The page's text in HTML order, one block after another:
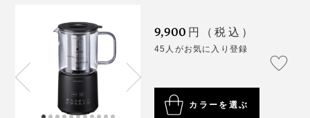
ココアなどの粉末タイプのドリンクをきめ細かく溶かす
のにも便利。抹茶ラテやハーブティー、チャイやアイス
9,900 円（税込）
45人がお気に入り登録
カラーを選ぶ